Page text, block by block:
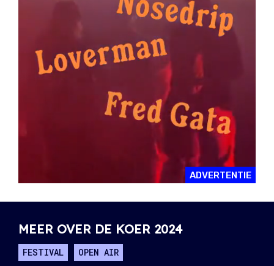
ADVERTENTIE
MEER OVER DE KOER 2024
FESTIVAL OPEN AIR